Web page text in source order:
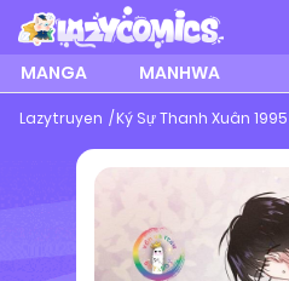
MANGA MANHWA
Lazytruyen Ký Sự Thanh Xuân 1995